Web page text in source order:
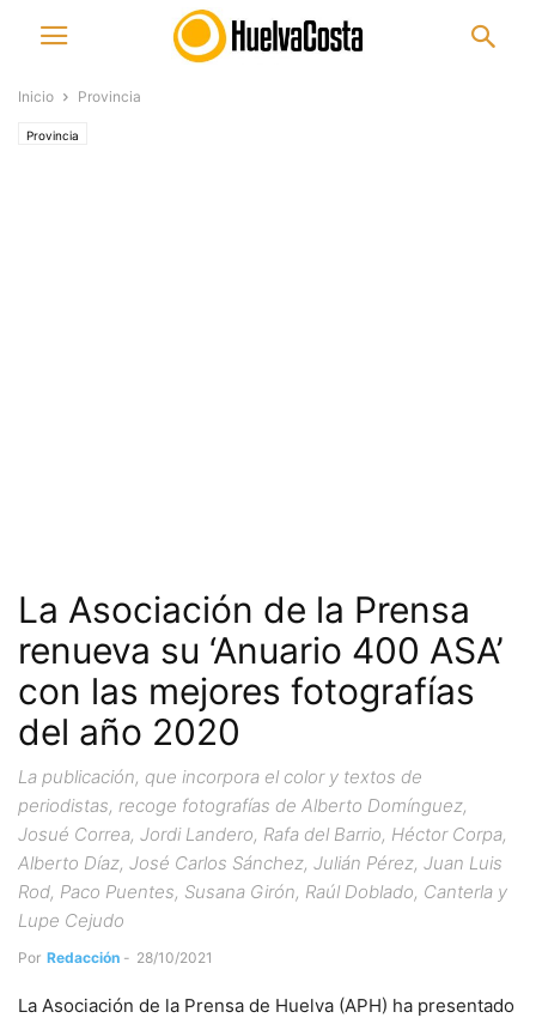
Inicio Provincia
Provincia
La Asociación de la Prensa
renueva su ‘Anuario 400 ASA’
con las mejores fotografías
del año 2020
La publicación, que incorpora el color y textos de
periodistas, recoge fotografías de Alberto Domínguez,
Josué Correa, Jordi Landero, Rafa del Barrio, Héctor Corpa,
Alberto Díaz, José Carlos Sánchez, Julián Pérez, Juan Luis
Rod, Paco Puentes, Susana Girón, Raúl Doblado, Canterla y
Lupe Cejudo
Por Redacción - 28/10/2021
La Asociación de la Prensa de Huelva (APH) ha presentado